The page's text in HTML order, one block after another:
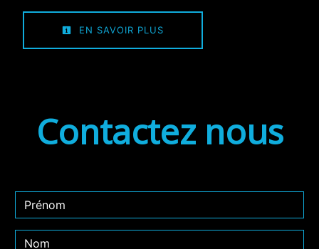
EN SAVOIR PLUS
Contactez nous